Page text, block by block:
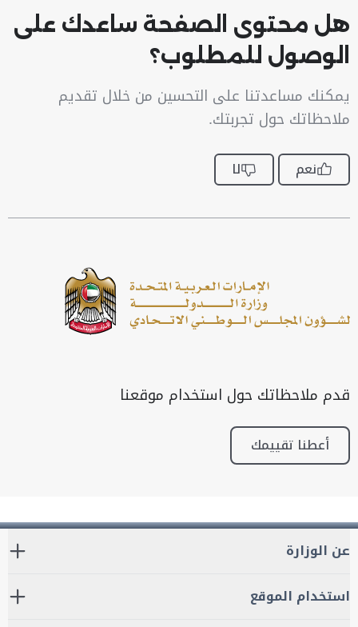
هل محتوى الصفحة ساعدك على
الوصول للمطلوب؟
يمكنك مساعدتنا على التحسين من خلال تقديم
ملاحظاتك حول تجربتك.
نعم لا
قدم ملاحظاتك حول استخدام موقعنا
أعطنا تقييمك
عن الوزارة
استخدام الموقع